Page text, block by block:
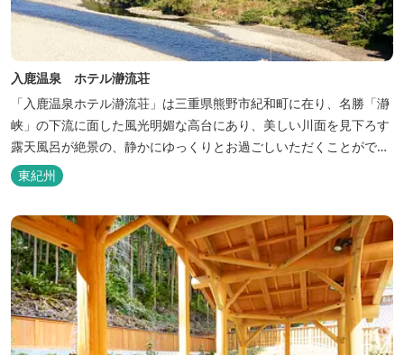
入鹿温泉 ホテル瀞流荘
「入鹿温泉ホテル瀞流荘」は三重県熊野市紀和町に在り、名勝「瀞
峡」の下流に面した風光明媚な高台にあり、美しい川面を見下ろす
露天風呂が絶景の、静かにゆっくりとお過ごしいただくことができ
る温泉宿泊施設です。 熊野古道をはじめ、日本一の棚田と称される
丸山千枚田、赤木城跡、熊野本宮大社（熊野三山）、玉置神社が近
くに点在し、和歌山・奈良の遺産や名所からも近いことから観光ア
クセスには大変便利な立地と...
東紀州